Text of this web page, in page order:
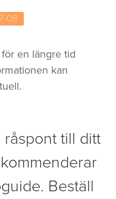
08
en längre tid
kan
till ditt
Beställ